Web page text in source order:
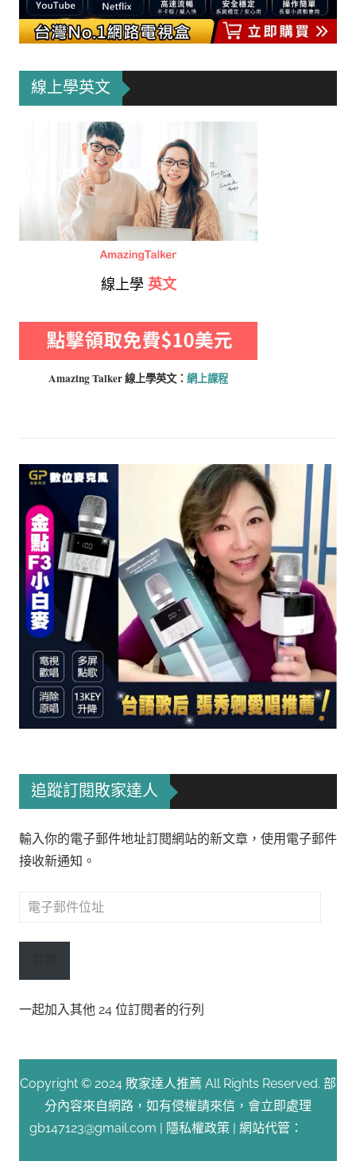
線上學英文
線上學 英文
Amazing Talker 線上學英文： 網上課程
追蹤訂閱敗家達人
輸入你的電子郵件地址訂閱網站的新文章，使用電子郵件
接收新通知。
電
郵
址
一起加入其他 24 位訂閱者的行列
Copyright © 2024 敗家達人推薦 All Rights Reserved. 部
分內容來自網路，如有侵權請來信，會立即處理
gb147123@gmail.com | 隱私權政策 | 網站代管：